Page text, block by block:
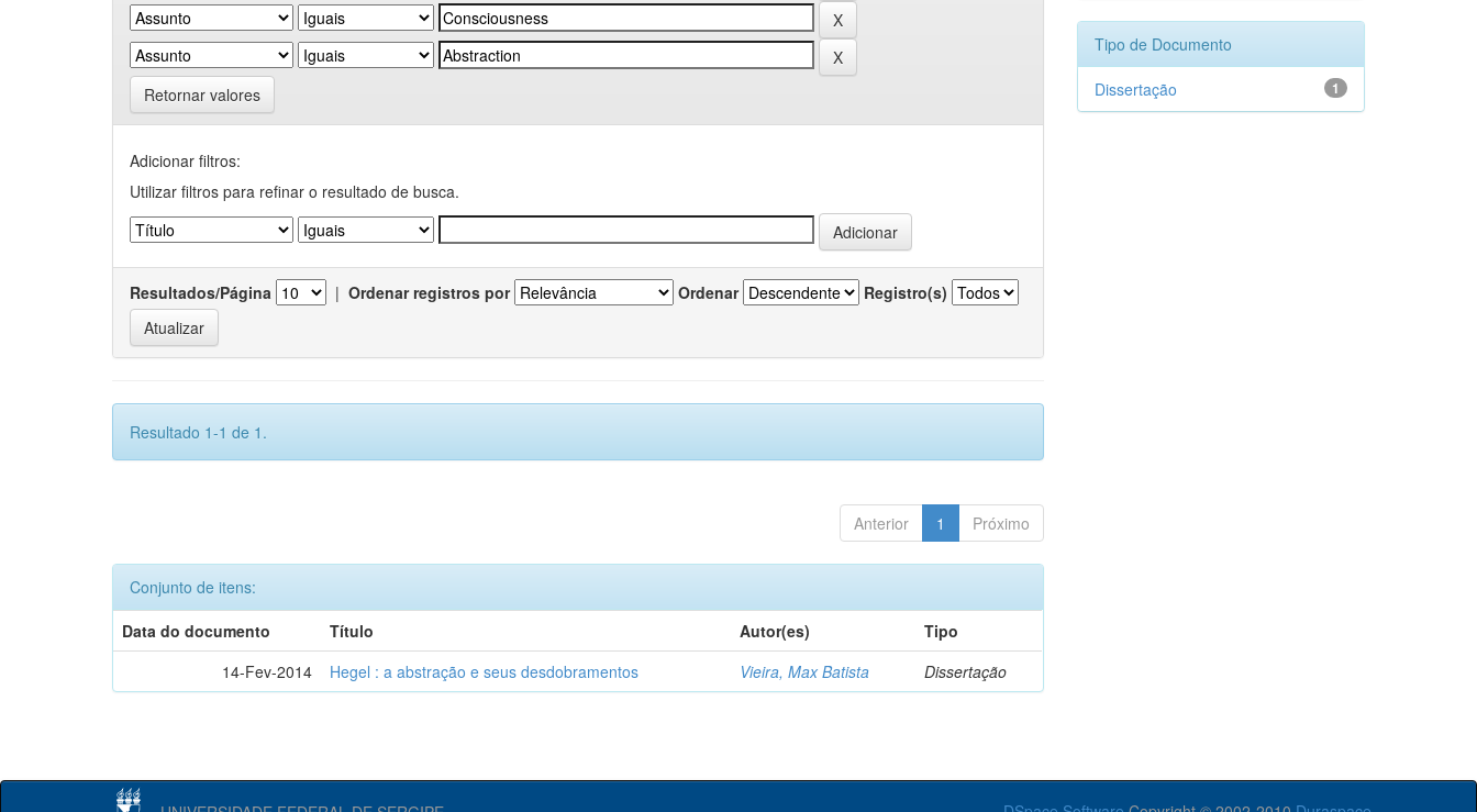
Retornar valores
Adicionar filtros:
Utilizar filtros para refinar o resultado de busca.
Resultados/Página | Ordenar registros por Ordenar Registro(s)
Resultado 1-1 de 1.
Anterior 1 Próximo
Conjunto de itens:
Data do documento
Título Autor(es)
Tipo
14-Fev-2014
Hegel : a abstração e seus desdobramentos Vieira, Max Batista Dissertação
Tipo de Documento
1
Dissertação